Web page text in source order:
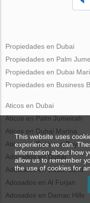
Propiedades en Dubai
Propiedades en Palm
Propiedades en Dubai
Propiedades en Business
Aticos en Dubai
Aticos en Palm Jumeirah
Aticos en Dubai Marina
Aticos en Business Bay
Adosados en Dubai
Adosados en Dubai Land
Adosados en Al Furjan
Adosados en Damac Hills
This website uses
experience we can.
information about how
allow us to remember
the use of cookies for